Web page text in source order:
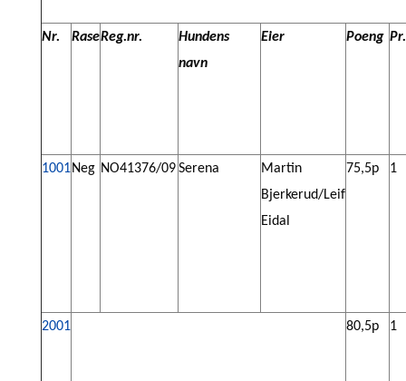
Nr. RaseReg.nr.
Hundens
navn
Eier Poeng Pr.
1001 Neg NO41376/09 Serena
Martin
Bjerkerud/Leif
Eidal
75,5p 1
2001 80,5p 1